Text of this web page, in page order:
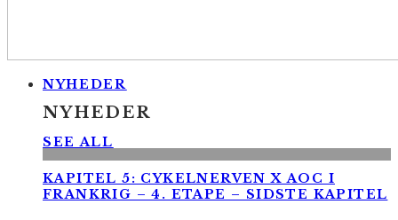
NYHEDER
NYHEDER
SEE ALL
KAPITEL 5: CYKELNERVEN X AOC I
FRANKRIG – 4. ETAPE – SIDSTE KAPITEL